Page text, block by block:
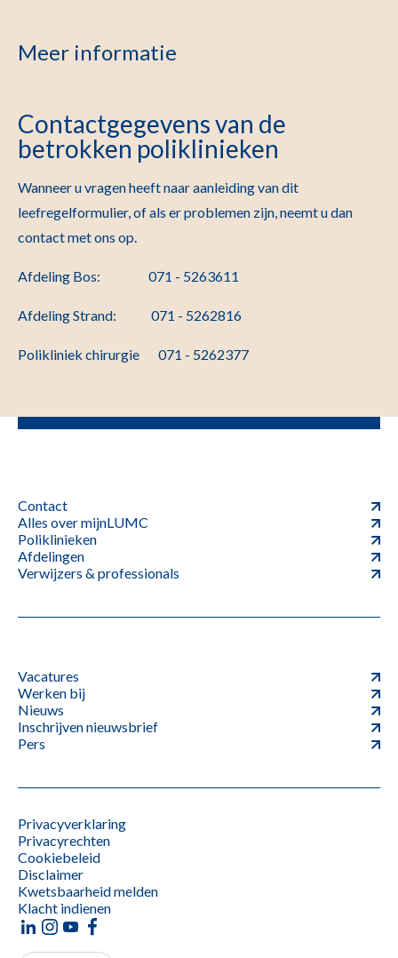
Meer informatie
Contactgegevens van de
betrokken poliklinieken
Wanneer u vragen heeft naar aanleiding van dit
leefregelformulier, of als er problemen zijn, neemt u dan
contact met ons op.
Afdeling Bos: 071 - 5263611
Afdeling Strand: 071 - 5262816
Polikliniek chirurgie 071 - 5262377
Contact
Alles over mijnLUMC
Poliklinieken
Afdelingen
Verwijzers & professionals
Vacatures
Werken bij
Nieuws
Inschrijven nieuwsbrief
Pers
Privacyverklaring
Privacyrechten
Cookiebeleid
Disclaimer
Kwetsbaarheid melden
Klacht indienen